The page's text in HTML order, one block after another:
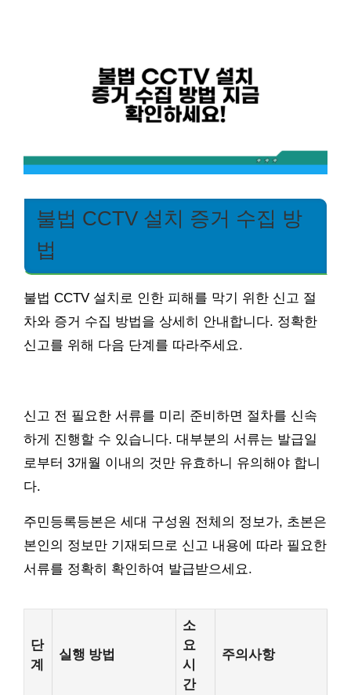
불법 CCTV 설치 증거 수집 방
법
불법 CCTV 설치로 인한 피해를 막기 위한 신고 절
차와 증거 수집 방법을 상세히 안내합니다. 정확한
신고를 위해 다음 단계를 따라주세요.
신고 전 필요한 서류를 미리 준비하면 절차를 신속
하게 진행할 수 있습니다. 대부분의 서류는 발급일
로부터 3개월 이내의 것만 유효하니 유의해야 합니
다.
주민등록등본은 세대 구성원 전체의 정보가, 초본은
본인의 정보만 기재되므로 신고 내용에 따라 필요한
서류를 정확히 확인하여 발급받으세요.
단
계
실행 방법
소
요
시
간
주의사항